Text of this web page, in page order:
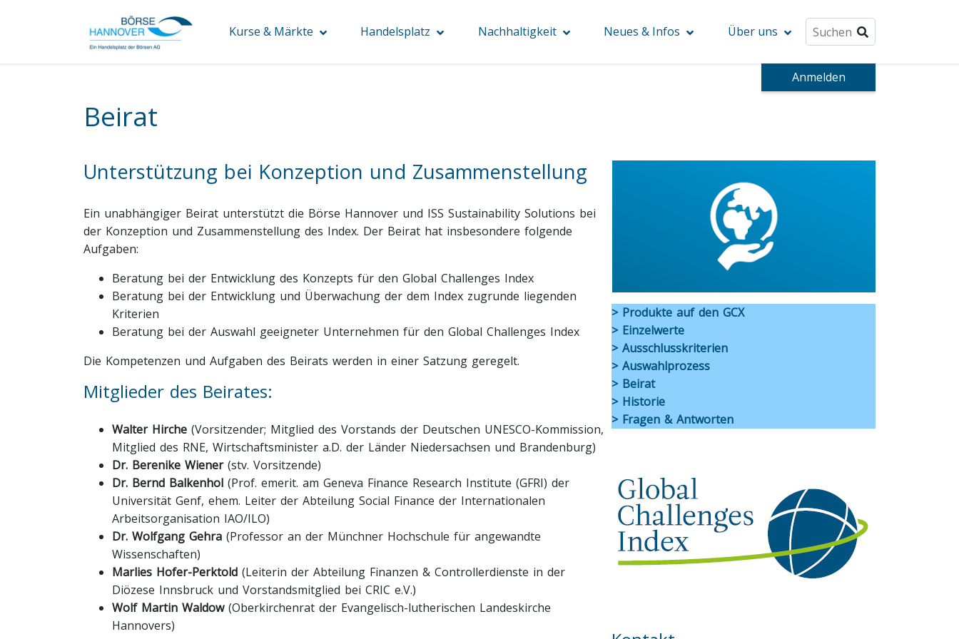
Kurse & Märkte Handelsplatz Nachhaltigkeit Neues & Infos Über uns
Anmelden
Beirat
Unterstützung bei Konzeption und Zusammenstellung
Ein unabhängiger Beirat unterstützt die Börse Hannover und ISS Sustainability Solutions bei
der Konzeption und Zusammenstellung des Index. Der Beirat hat insbesondere folgende
Aufgaben:
Beratung bei der Entwicklung des Konzepts für den Global Challenges Index
Beratung bei der Entwicklung und Überwachung der dem Index zugrunde liegenden
Kriterien
Beratung bei der Auswahl geeigneter Unternehmen für den Global Challenges Index
Die Kompetenzen und Aufgaben des Beirats werden in einer Satzung geregelt.
Mitglieder des Beirates:
Walter Hirche (Vorsitzender; Mitglied des Vorstands der Deutschen UNESCO-Kommission,
Mitglied des RNE, Wirtschaftsminister a.D. der Länder Niedersachsen und Brandenburg)
Dr. Berenike Wiener (stv. Vorsitzende)
Dr. Bernd Balkenhol (Prof. emerit. am Geneva Finance Research Institute (GFRI) der
Universität Genf, ehem. Leiter der Abteilung Social Finance der Internationalen
Arbeitsorganisation IAO/ILO)
Dr. Wolfgang Gehra (Professor an der Münchner Hochschule für angewandte
Wissenschaften)
Marlies Hofer-Perktold (Leiterin der Abteilung Finanzen & Controllerdienste in der
Diözese Innsbruck und Vorstandsmitglied bei CRIC e.V.)
Wolf Martin Waldow(Oberkirchenrat der Evangelisch-lutherischen Landeskirche
Hannovers)
> Produkte auf den GCX
> Einzelwerte
> Ausschlusskriterien
> Auswahlprozess
> Beirat
> Historie
> Fragen & Antworten